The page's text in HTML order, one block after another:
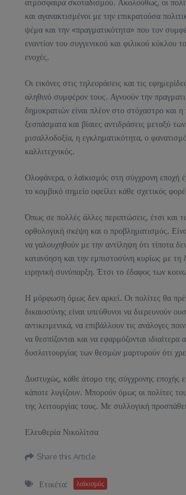
και αγανακτισμένοι με την επικρατούσα
ψέμα και την «πραγματικότητα» που τον
εναντίον του συγγενικού και φιλικού κύκλου
ενοχές.
Οι εικόνες στις τηλεοράσεις και τις
αληθινό συμφέρον τους. Αγνοούν την
δημοκρατιών είναι πλέον στο στόχαστρο και
ξεσπάσματα και βίαιες αντιδράσεις μεταξύ
μισαλλοδοξία, η εγκληματικότητα, ο
καλλιτεχνικός.
Ολοφάνερα, ο λαϊκισμός στη σύγχρονη εποχή
το κομβικό σημείο οφείλει κάθε σχετικός
Όπως σε πολλές άλλες περιπτώσεις, έτσι και
ορθολογική σκέψη και ο προβληματισμός.
να γαλουχηθούν με την αντίληψη ότι τίποτα
κατανόηση και την εμπιστοσύνη κυρίως με τη
ειρηνική συνύπαρξη. Έτσι το έδαφος των
Η μόρφωση όμως δεν αρκεί. Οι πολίτες θα
δικαιοσύνης είναι υπεύθυνοι να διερευνούν
αντικειμενικά, να επιβάλλουν τις ανάλογες
να θεσπίζονται και να εφαρμόζονται
δυσλειτουργίας των θεσμών μαρτυρούν ότι
Δυστυχώς, κάθε άτομο της σύγχρονης εποχής
κάποτε λυγίζουν. Μπορούν όμως οι πολίτες
της λειτουργίας τους. Με συλλογική
Ελευθερία Νικολίτσα
Share this Article
Ετικέτα: λαϊκισμός